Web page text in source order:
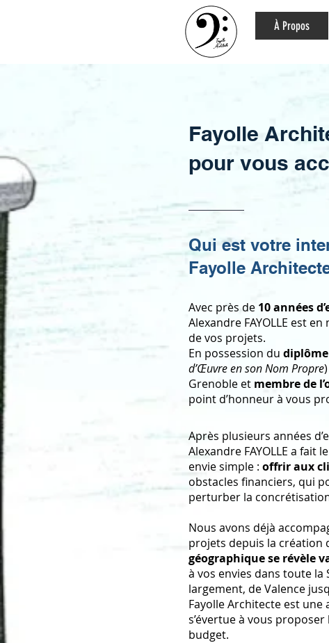
À Propos
Fayolle
pour vous
Qui est votre
Fayolle
Avec près de 10 années
Alexandre FAYOLLE est
de vos projets.
En possession du
d’Œuvre en son Nom Propre
Grenoble et membre de
point d’honneur à vous
Après plusieurs années
Alexandre FAYOLLE a fait
envie simple : offrir aux
obstacles financiers, qui
perturber la
Nous avons déjà
projets depuis la création
géographique se révèle
à vos envies dans toute la
largement, de Valence
Fayolle Architecte est une
s’évertue à vous
budget.